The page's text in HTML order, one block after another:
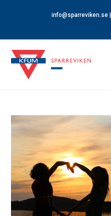
info@sparreviken.se